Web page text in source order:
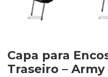
Capa para
Traseiro – Army